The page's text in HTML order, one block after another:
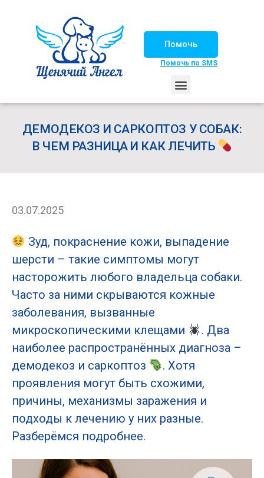
Помочь
Помочь по SMS
ДЕМОДЕКОЗ И САРКОПТОЗ У СОБАК:
В ЧЕМ РАЗНИЦА И КАК ЛЕЧИТЬ
03.07.2025
Зуд, покраснение кожи, выпадение
шерсти – такие симптомы могут
насторожить любого владельца собаки.
Часто за ними скрываются кожные
заболевания, вызванные
микроскопическими клещами
. Два
наиболее распространённых диагноза –
демодекоз и саркоптоз
. Хотя
проявления могут быть схожими,
причины, механизмы заражения и
подходы к лечению у них разные.
Разберёмся подробнее.